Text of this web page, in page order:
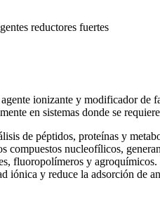
reductores fuertes
ionizante y modificador de
en sistemas donde se
de péptidos, proteínas y
nucleofílicos,
fluoropolímeros y agroquímicos.
iónica y reduce la adsorción de